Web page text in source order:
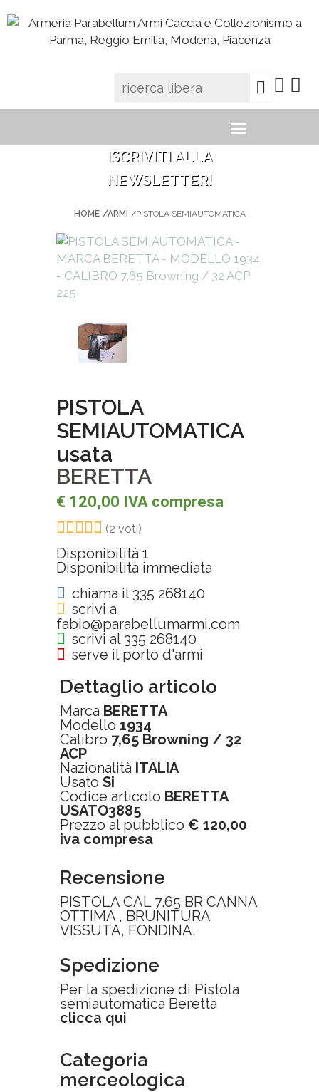
ISCRIVITI ALLA
NEWSLETTER!
HOME /ARMI /PISTOLA SEMIAUTOMATICA
PISTOLA
SEMIAUTOMATICA
usata
BERETTA
€ 120,00 IVA compresa
(2 voti)
Disponibilità 1
Disponibilità immediata
chiama il 335 268140
scrivi a
fabio@parabellumarmi.com
scrivi al 335 268140
serve il porto d'armi
Dettaglio articolo
Marca BERETTA
Modello 1934
Calibro 7,65 Browning / 32
ACP
Nazionalità ITALIA
Usato Si
Codice articolo BERETTA
USATO3885
Prezzo al pubblico € 120,00
iva compresa
Recensione
PISTOLA CAL 7.65 BR CANNA
OTTIMA , BRUNITURA
VISSUTA, FONDINA.
Spedizione
Per la spedizione di Pistola
semiautomatica Beretta
clicca qui
Categoria
merceologica